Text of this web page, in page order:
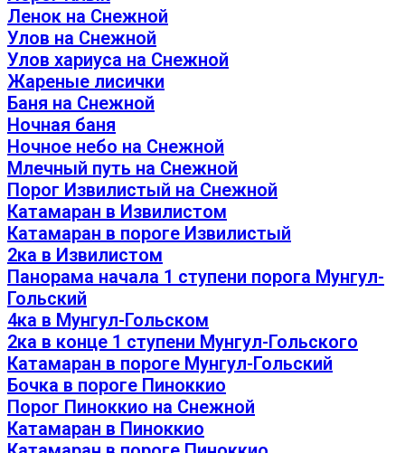
Ленок на Снежной
Улов на Снежной
Улов хариуса на Снежной
Жареные лисички
Баня на Снежной
Ночная баня
Ночное небо на Снежной
Млечный путь на Снежной
Порог Извилистый на Снежной
Катамаран в Извилистом
Катамаран в пороге Извилистый
2ка в Извилистом
Панорама начала 1 ступени порога Мунгул-
Гольский
4ка в Мунгул-Гольском
2ка в конце 1 ступени Мунгул-Гольского
Катамаран в пороге Мунгул-Гольский
Бочка в пороге Пиноккио
Порог Пиноккио на Снежной
Катамаран в Пиноккио